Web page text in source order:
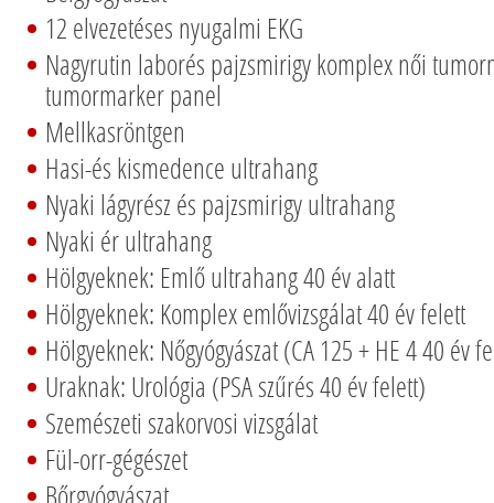
12 elvezetéses nyugalmi EKG
Nagyrutin laborés pajzsmirigy komplex női
tumormarker panel
Mellkasröntgen
Hasi-és kismedence ultrahang
Nyaki lágyrész és pajzsmirigy ultrahang
Nyaki ér ultrahang
Hölgyeknek: Emlő ultrahang 40 év alatt
Hölgyeknek: Komplex emlővizsgálat 40 év felett
Hölgyeknek: Nőgyógyászat (CA 125 + HE 4 40 év
Uraknak: Urológia (PSA szűrés 40 év felett)
Szemészeti szakorvosi vizsgálat
Fül-orr-gégészet